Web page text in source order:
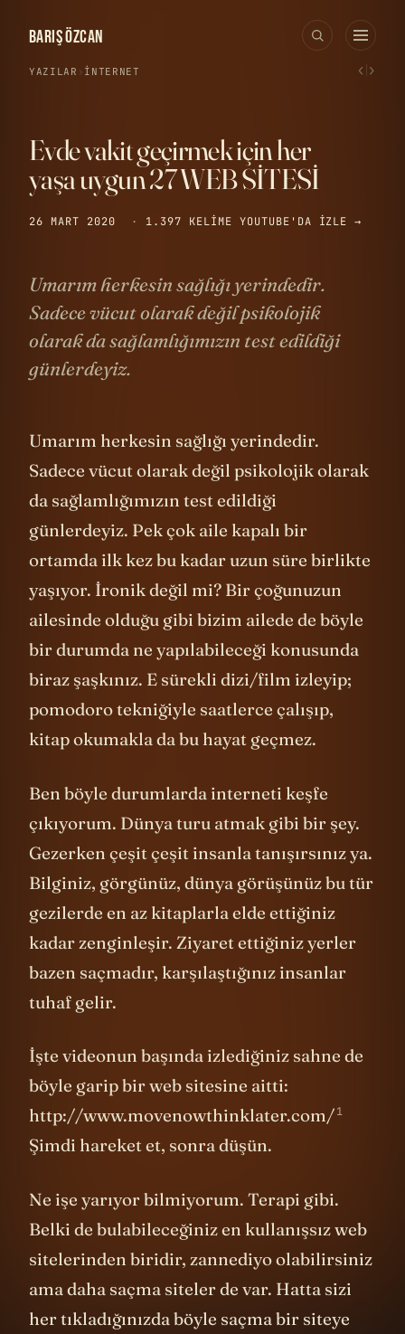
BARIŞ ÖZCAN
YAZILAR › İNTERNET ‹ ›
Evde vakit geçirmek için her
yaşa uygun 27 WEB SİTESİ
26 MART 2020 · 1.397 KELIME YOUTUBE'DA IZLE →
Umarım herkesin sağlığı yerindedir.
Sadece vücut olarak değil psikolojik
olarak da sağlamlığımızın test edildiği
günlerdeyiz.
Umarım herkesin sağlığı yerindedir.
Sadece vücut olarak değil psikolojik olarak
da sağlamlığımızın test edildiği
günlerdeyiz. Pek çok aile kapalı bir
ortamda ilk kez bu kadar uzun süre birlikte
yaşıyor. İronik değil mi? Bir çoğunuzun
ailesinde olduğu gibi bizim ailede de böyle
bir durumda ne yapılabileceği konusunda
biraz şaşkınız. E sürekli dizi/film izleyip;
pomodoro tekniğiyle saatlerce çalışıp,
kitap okumakla da bu hayat geçmez.
Ben böyle durumlarda interneti keşfe
çıkıyorum. Dünya turu atmak gibi bir şey.
Gezerken çeşit çeşit insanla tanışırsınız ya.
Bilginiz, görgünüz, dünya görüşünüz bu tür
gezilerde en az kitaplarla elde ettiğiniz
kadar zenginleşir. Ziyaret ettiğiniz yerler
bazen saçmadır, karşılaştığınız insanlar
tuhaf gelir.
İşte videonun başında izlediğiniz sahne de
böyle garip bir web sitesine aitti:
http://www.movenowthinklater.com/1
Şimdi hareket et, sonra düşün.
Ne işe yarıyor bilmiyorum. Terapi gibi.
Belki de bulabileceğiniz en kullanışsız web
sitelerinden biridir, zannediyo olabilirsiniz
ama daha saçma siteler de var. Hatta sizi
her tıkladığınızda böyle saçma bir siteye